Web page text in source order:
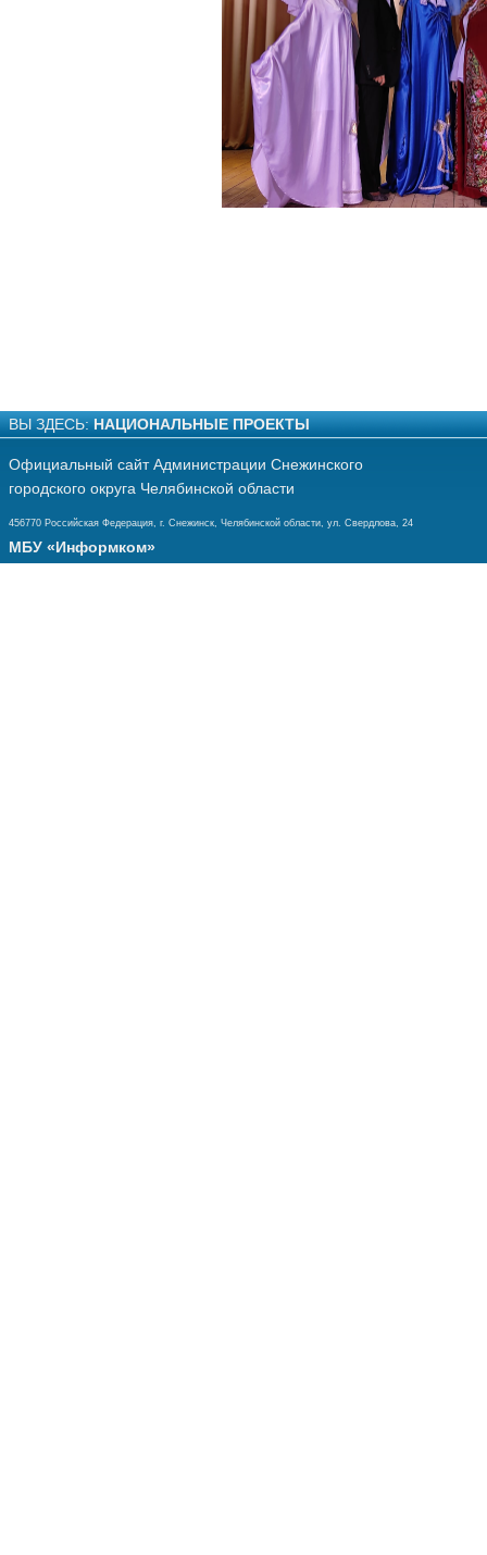
ВЫ ЗДЕСЬ: НАЦИОНАЛЬНЫЕ ПРОЕКТЫ
Официальный сайт Администрации Снежинского
городского округа Челябинской области
456770 Российская Федерация, г. Снежинск, Челябинской области, ул. Свердлова, 24
МБУ «Информком»